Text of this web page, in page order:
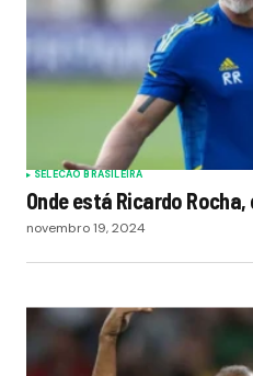
SELECAO BRASILEIRA
Onde está Ricardo
novembro 19, 2024